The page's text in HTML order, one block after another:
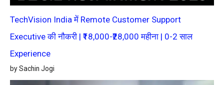
TechVision India में Remote Customer Support
Executive की नौकरी | ₹18,000-₹28,000 महीना | 0-2 साल
Experience
by Sachin Jogi